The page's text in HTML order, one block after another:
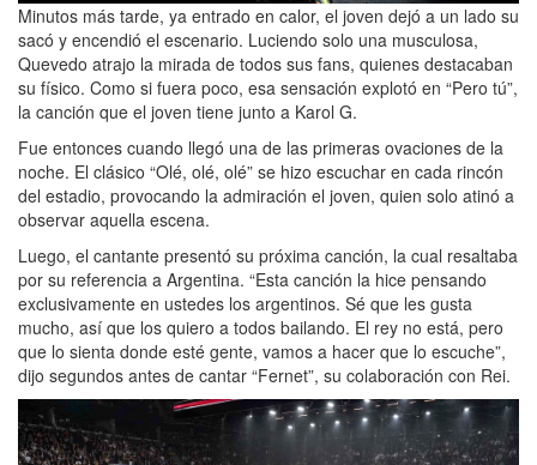
Minutos más tarde, ya entrado en calor, el joven dejó a un lado su
sacó y encendió el escenario. Luciendo solo una musculosa,
Quevedo atrajo la mirada de todos sus fans, quienes destacaban
su físico. Como si fuera poco, esa sensación explotó en “Pero tú”,
la canción que el joven tiene junto a Karol G.
Fue entonces cuando llegó una de las primeras ovaciones de la
noche. El clásico “Olé, olé, olé” se hizo escuchar en cada rincón
del estadio, provocando la admiración el joven, quien solo atinó a
observar aquella escena.
Luego, el cantante presentó su próxima canción, la cual resaltaba
por su referencia a Argentina. “Esta canción la hice pensando
exclusivamente en ustedes los argentinos. Sé que les gusta
mucho, así que los quiero a todos bailando. El rey no está, pero
que lo sienta donde esté gente, vamos a hacer que lo escuche”,
dijo segundos antes de cantar “Fernet”, su colaboración con Rei.